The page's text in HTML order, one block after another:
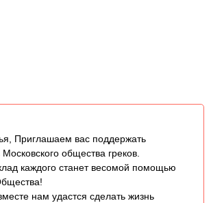
Приглашаем вас поддержать
общества греков.
каждого станет весомой помощью
нам удастся сделать жизнь